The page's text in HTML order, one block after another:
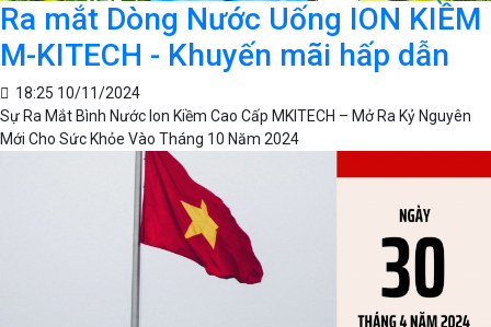
Ra mắt Dòng Nước Uống ION KIỀM
M-KITECH - Khuyến mãi hấp dẫn
18:25 10/11/2024
Sự Ra Mắt Bình Nước Ion Kiềm Cao Cấp MKITECH – Mở Ra Kỷ Nguyên
Mới Cho Sức Khỏe Vào Tháng 10 Năm 2024